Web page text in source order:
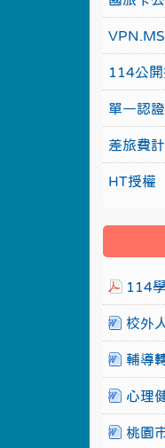
114公
單一認證
差旅費
HT授權
114
校外
輔導
心理
桃園